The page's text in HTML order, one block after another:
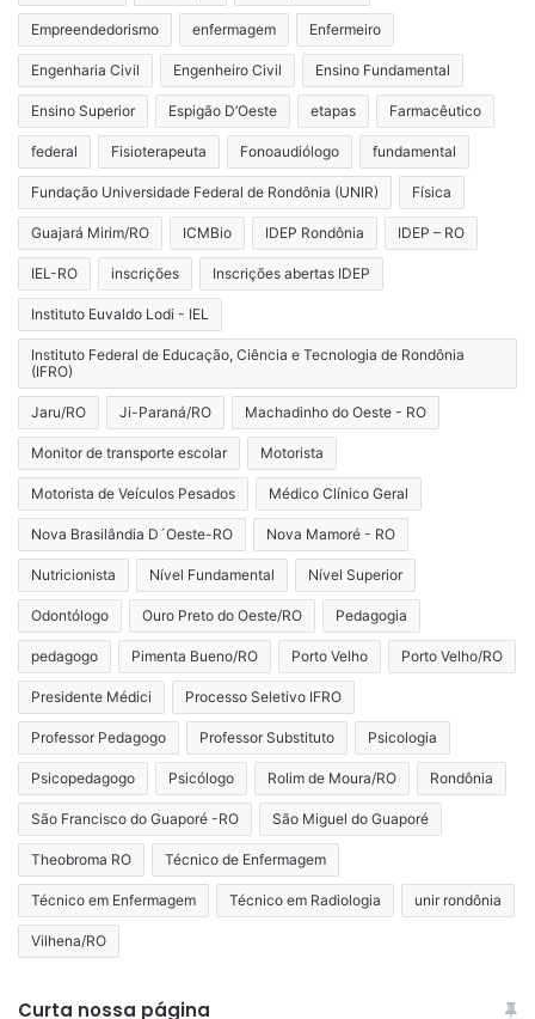
Empreendedorismo enfermagem Enfermeiro
Engenharia Civil Engenheiro Civil Ensino Fundamental
Ensino Superior Espigão D’Oeste etapas Farmacêutico
federal Fisioterapeuta Fonoaudiólogo fundamental
Fundação Universidade Federal de Rondônia (UNIR) Física
Guajará Mirim/RO ICMBio IDEP Rondônia IDEP – RO
IEL-RO inscrições Inscrições abertas IDEP
Instituto Euvaldo Lodi - IEL
Instituto Federal de Educação, Ciência e Tecnologia de Rondônia
(IFRO)
Jaru/RO Ji-Paraná/RO Machadinho do Oeste - RO
Monitor de transporte escolar Motorista
Motorista de Veículos Pesados Médico Clínico Geral
Nova Brasilândia D´Oeste-RO Nova Mamoré - RO
Nutricionista Nível Fundamental Nível Superior
Odontólogo Ouro Preto do Oeste/RO Pedagogia
pedagogo Pimenta Bueno/RO Porto Velho Porto Velho/RO
Presidente Médici Processo Seletivo IFRO
Professor Pedagogo Professor Substituto Psicologia
Psicopedagogo Psicólogo Rolim de Moura/RO Rondônia
São Francisco do Guaporé -RO São Miguel do Guaporé
Theobroma RO Técnico de Enfermagem
Técnico em Enfermagem Técnico em Radiologia unir rondônia
Vilhena/RO
Curta nossa página